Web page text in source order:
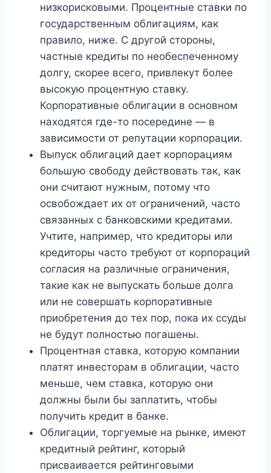
низкорисковыми. Процентные ставки по
государственным облигациям, как
правило, ниже. С другой стороны,
частные кредиты по необеспеченному
долгу, скорее всего, привлекут более
высокую процентную ставку.
Корпоративные облигации в основном
находятся где-то посередине — в
зависимости от репутации корпорации.
Выпуск облигаций дает корпорациям
большую свободу действовать так, как
они считают нужным, потому что
освобождает их от ограничений, часто
связанных с банковскими кредитами.
Учтите, например, что кредиторы или
кредиторы часто требуют от корпораций
согласия на различные ограничения,
такие как не выпускать больше долга
или не совершать корпоративные
приобретения до тех пор, пока их ссуды
не будут полностью погашены.
Процентная ставка, которую компании
платят инвесторам в облигации, часто
меньше, чем ставка, которую они
должны были бы заплатить, чтобы
получить кредит в банке.
Облигации, торгуемые на рынке, имеют
кредитный рейтинг, который
присваивается рейтинговыми